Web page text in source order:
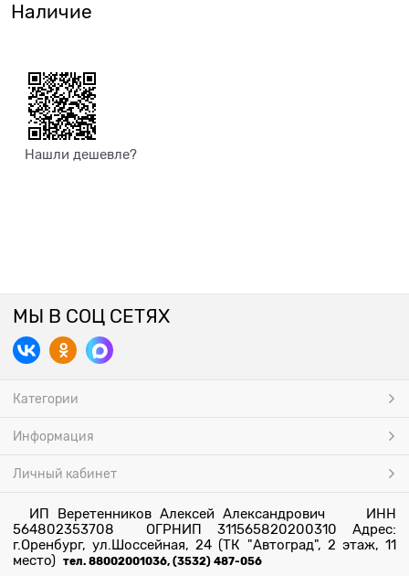
Наличие
Нашли дешевле?
МЫ В СОЦ СЕТЯХ
Категории
Информация
Личный кабинет
ИП Веретенников Алексей Александрович ИНН
564802353708 ОГРНИП 311565820200310 Адрес:
г.Оренбург, ул.Шоссейная, 24 (ТК "Автоград", 2 этаж, 11
место) тел. 88002001036, (3532) 487-056